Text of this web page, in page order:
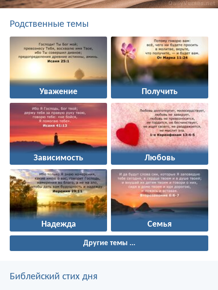
Родственные темы
Уважение Получить
Зависимость Любовь
Надежда Семья
Другие темы ...
Библейский стих дня